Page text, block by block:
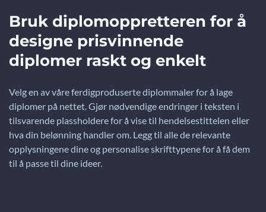
Bruk diplomoppretteren for å
designe prisvinnende
diplomer raskt og enkelt
Velg en av våre ferdigproduserte diplommaler for å lage
diplomer på nettet. Gjør nødvendige endringer i teksten i
tilsvarende plassholdere for å vise til hendelsestittelen eller
hva din belønning handler om. Legg til alle de relevante
opplysningene dine og personalise skrifttypene for å få dem
til å passe til dine ideer.